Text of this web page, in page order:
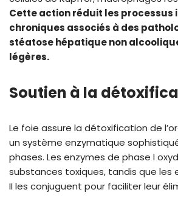
Cette action réduit les
chroniques associés à des
stéatose hépatique non
légères.
Soutien à la
Le foie assure la détoxification de
un système enzymatique
phases. Les enzymes de phase I
substances toxiques, tandis que les
II les conjuguent pour faciliter leur